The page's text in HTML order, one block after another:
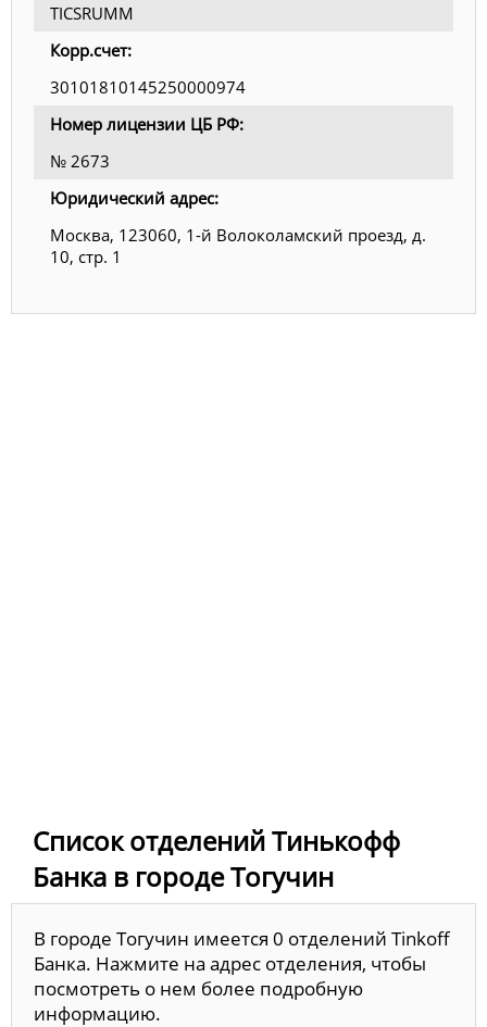
TICSRUMM
Корр.счет:
30101810145250000974
Номер лицензии ЦБ РФ:
№ 2673
Юридический адрес:
Москва, 123060, 1-й Волоколамский проезд, д.
10, стр. 1
Список отделений Тинькофф
Банка в городе Тогучин
В городе Тогучин имеется 0 отделений Tinkoff
Банка. Нажмите на адрес отделения, чтобы
посмотреть о нем более подробную
информацию.